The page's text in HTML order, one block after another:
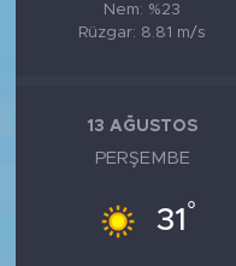
Nem: %23
Rüzgar: 8.81 m/s
13 AĞUSTOS
PERŞEMBE
31 °